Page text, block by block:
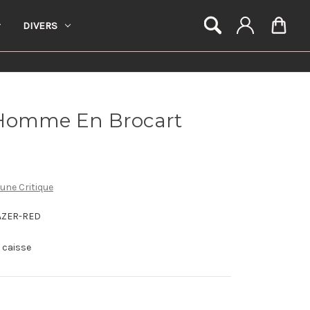
DIVERS
En Brocart
Critique
RED
caisse